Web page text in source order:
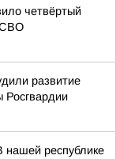
четвёртый
СВО
развитие
Росгвардии
республике